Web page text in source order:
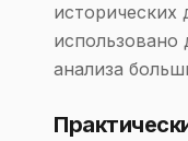
использовано
анализа